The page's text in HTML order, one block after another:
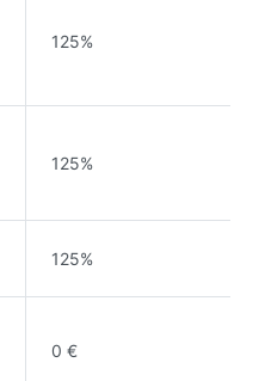
125%
125%
125%
0 €